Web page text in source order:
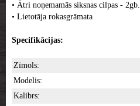
• Ātri noņemamās siksnas cilpas - 2gb.
• Lietotāja rokasgrāmata
Specifikācijas:
Zīmols:
Modelis:
Kalibrs: